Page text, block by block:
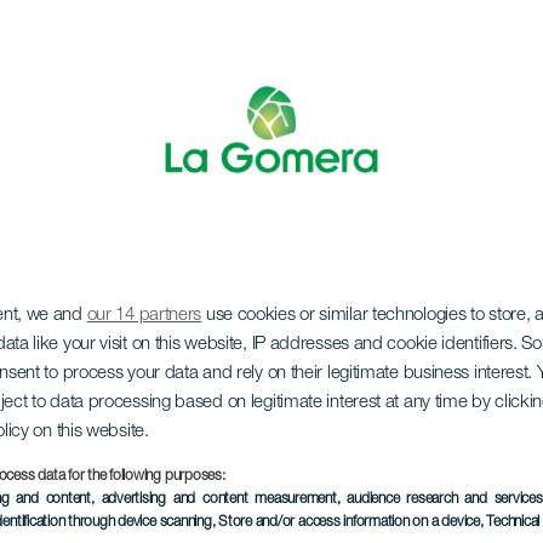
we and our 14 partners use cookies or similar technologies to store,
like your visit on this website, IP addresses and cookie identifiers.
to process your data and rely on their legitimate business interest.
to data processing based on legitimate interest at any time by
on this website.
data for the following purposes:
and content, advertising and content measurement, audience research and
through device scanning, Store and/or access information on a device,
für Kinder
VERGANGENE